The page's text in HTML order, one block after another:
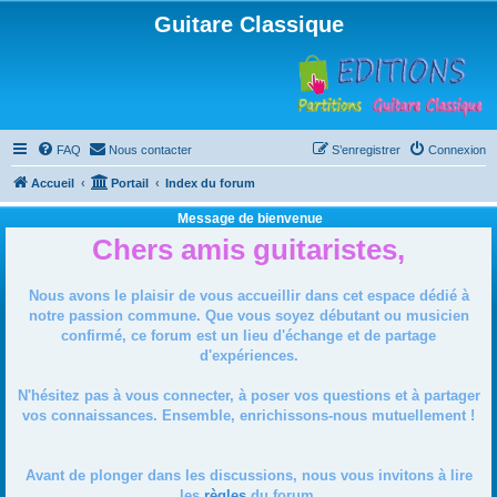
Guitare Classique
FAQ Nous contacter Connexion
S’enregistrer
Accueil Portail Index du forum
Message de bienvenue
Chers amis guitaristes,
Nous avons le plaisir de vous accueillir dans cet espace dédié à
notre passion commune. Que vous soyez débutant ou musicien
confirmé, ce forum est un lieu d'échange et de partage
d'expériences.
N'hésitez pas à vous connecter, à poser vos questions et à partager
vos connaissances. Ensemble, enrichissons-nous mutuellement !
Avant de plonger dans les discussions, nous vous invitons à lire